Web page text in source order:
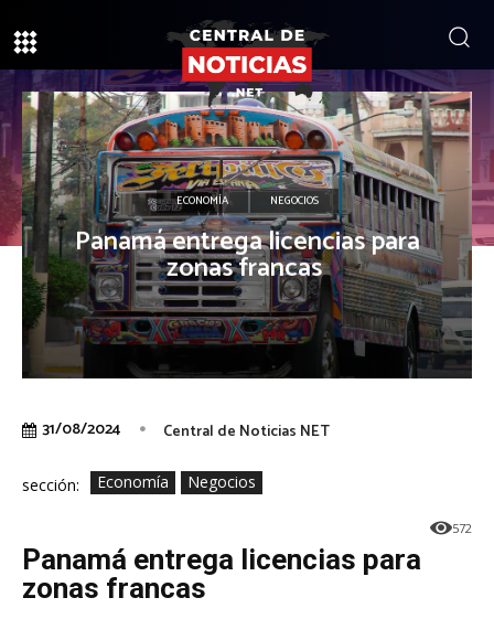
ECONOMÍA NEGOCIOS
Panamá entrega licencias para
zonas francas
31/08/2024 Central de Noticias NET
sección: Economía Negocios
572
Panamá entrega licencias para
zonas francas